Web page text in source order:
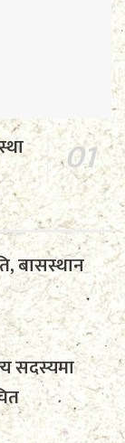
बासस्थान
सदस्यमा